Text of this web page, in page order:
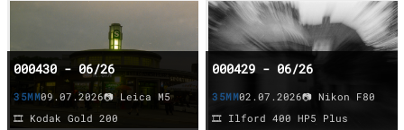
000430 - 06/26
35MM09.07.2026📷 Leica M5
🎞️ Kodak Gold 200
000429 - 06/26
35MM02.07.2026📷 Nikon F80
🎞️ Ilford 400 HP5 Plus